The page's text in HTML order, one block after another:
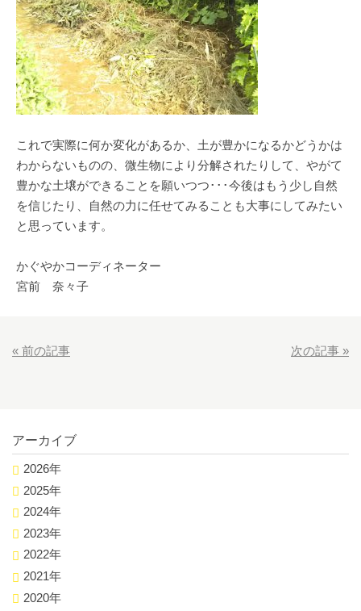
これで実際に何か変化があるか、土が豊かになるかどうかは
わからないものの、微生物により分解されたりして、やがて
豊かな土壌ができることを願いつつ･･･今後はもう少し自然
を信じたり、自然の力に任せてみることも大事にしてみたい
と思っています。
かぐやかコーディネーター
宮前 奈々子
« 前の記事 次の記事 »
アーカイブ
2026年
2025年
2024年
2023年
2022年
2021年
2020年